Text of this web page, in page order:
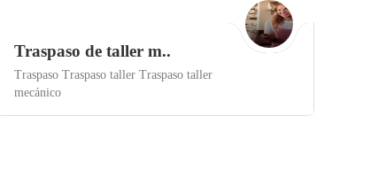
Traspaso de taller m..
Traspaso Traspaso taller Traspaso taller
mecánico